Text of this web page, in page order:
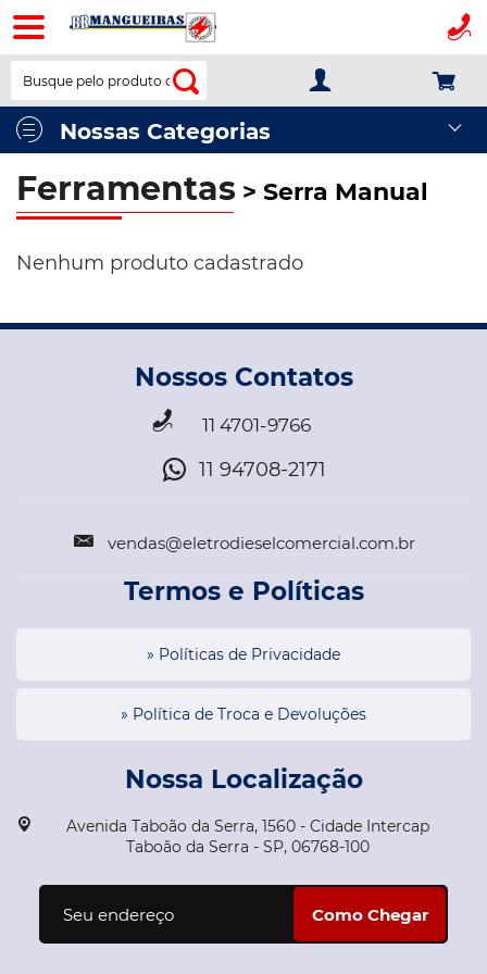
BR
Mangueiras
Nossas Categorias
Ferramentas > Serra Manual
Nenhum produto cadastrado
Nossos Contatos
11 4701-9766
11 94708-2171
vendas@eletrodieselcomercial.com.br
Termos e Políticas
» Políticas de Privacidade
» Política de Troca e Devoluções
Nossa Localização
Avenida Taboão da Serra, 1560 - Cidade Intercap
Taboão da Serra - SP, 06768-100